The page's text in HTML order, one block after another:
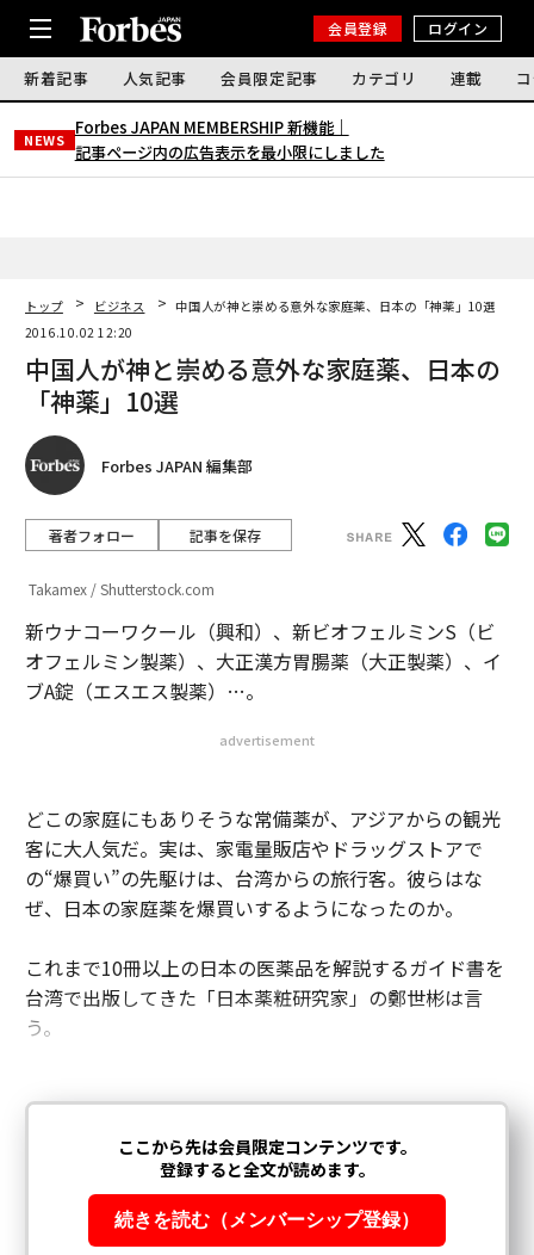
会員登録 ログイン
新着記事 人気記事 会員限定記事 カテゴリ 連載
NEWS
Forbes JAPAN MEMBERSHIP 新機能｜
記事ページ内の広告表示を最小限にしました
トップ ビジネス
中国人が神と崇める意外な家庭薬、日本の「神薬」10選
2016.10.02 12:20
中国人が神と崇める意外な家庭薬、日本の
「神薬」10選
Forbes JAPAN 編集部
著者フォロー 記事を保存
Takamex / Shutterstock.com
新ウナコーワクール（興和）、新ビオフェルミンS（ビ
オフェルミン製薬）、大正漢方胃腸薬（大正製薬）、イ
ブA錠（エスエス製薬）…。
advertisement
どこの家庭にもありそうな常備薬が、アジアからの観光
客に大人気だ。実は、家電量販店やドラッグストアで
の“爆買い”の先駆けは、台湾からの旅行客。彼らはな
ぜ、日本の家庭薬を爆買いするようになったのか。
これまで10冊以上の日本の医薬品を解説するガイド書を
台湾で出版してきた「日本薬粧研究家」の鄭世彬は言
う。